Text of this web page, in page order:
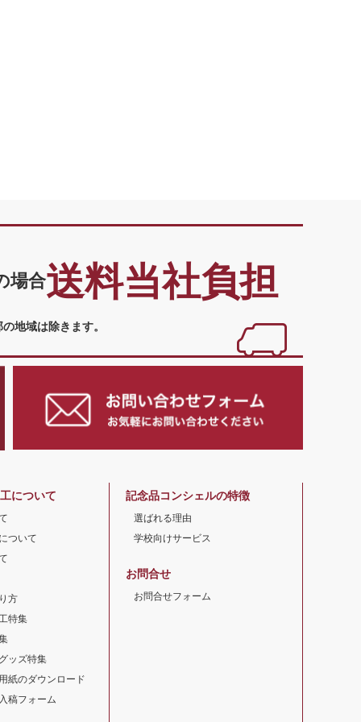
場合送料当社負担
地域は除きます。
について
ついて
方
特集
ッズ特集
紙のダウンロード
稿フォーム
記念品コンシェルの特徴
選ばれる理由
学校向けサービス
お問合せ
お問合せフォーム